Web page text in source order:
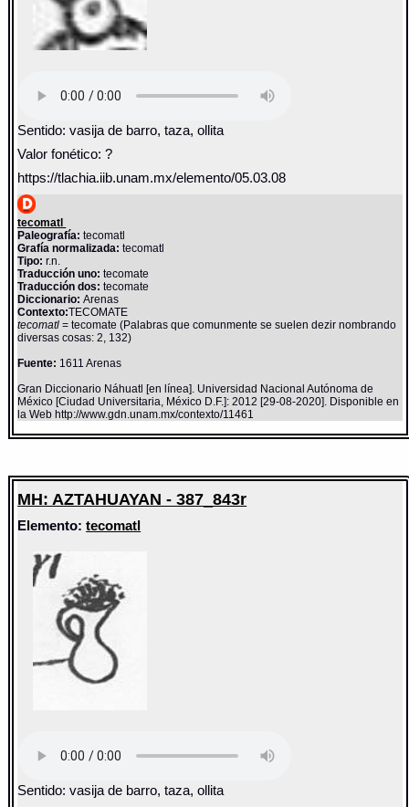
Sentido: vasija de barro, taza, ollita
Valor fonético: ?
https://tlachia.iib.unam.mx/elemento/05.03.08
tecomatl
Paleografía: tecomatl
Grafía normalizada: tecomatl
Tipo: r.n.
Traducción uno: tecomate
Traducción dos: tecomate
Diccionario:Arenas
Contexto:TECOMATE
tecomatl= tecomate (Palabras que comunmente se suelen dezir nombrando
diversas cosas: 2, 132)
Fuente: 1611 Arenas
Gran Diccionario Náhuatl [en línea]. Universidad Nacional Autónoma de
México [Ciudad Universitaria, México D.F.]: 2012 [29-08-2020]. Disponible en
la Web http://www.gdn.unam.mx/contexto/11461
MH: AZTAHUAYAN - 387_843r
Elemento:tecomatl
Sentido: vasija de barro, taza, ollita